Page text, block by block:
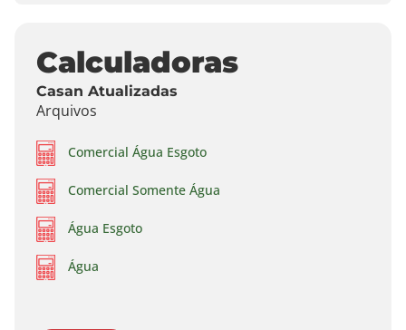
Calculadoras
Casan Atualizadas
Arquivos
Comercial Água Esgoto
Comercial Somente Água
Água Esgoto
Água